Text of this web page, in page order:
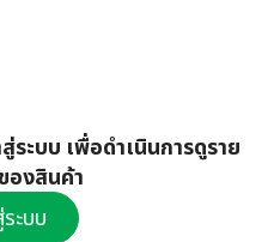
ะบบ เพื่อดำเนินการดูราย
องสินค้า
ระบบ